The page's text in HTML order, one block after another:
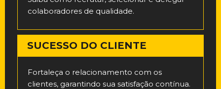
colaboradores de qualidade.
SUCESSO DO CLIENTE
Fortaleça o relacionamento com os
clientes, garantindo sua satisfação contínua.